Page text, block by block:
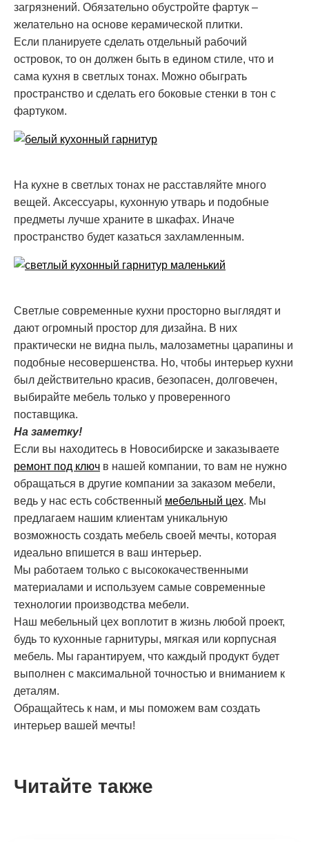
загрязнений. Обязательно обустройте фартук –
желательно на основе керамической плитки.
Если планируете сделать отдельный рабочий
островок, то он должен быть в едином стиле, что и
сама кухня в светлых тонах. Можно обыграть
пространство и сделать его боковые стенки в тон с
фартуком.
На кухне в светлых тонах не расставляйте много
вещей. Аксессуары, кухонную утварь и подобные
предметы лучше храните в шкафах. Иначе
пространство будет казаться захламленным.
Светлые современные кухни просторно выглядят и
дают огромный простор для дизайна. В них
практически не видна пыль, малозаметны царапины и
подобные несовершенства. Но, чтобы интерьер кухни
был действительно красив, безопасен, долговечен,
выбирайте мебель только у проверенного
поставщика.
На заметку!
Если вы находитесь в Новосибирске и заказываете
ремонт под ключ в нашей компании, то вам не нужно
обращаться в другие компании за заказом мебели,
ведь у нас есть собственный мебельный цех. Мы
предлагаем нашим клиентам уникальную
возможность создать мебель своей мечты, которая
идеально впишется в ваш интерьер.
Мы работаем только с высококачественными
материалами и используем самые современные
технологии производства мебели.
Наш мебельный цех воплотит в жизнь любой проект,
будь то кухонные гарнитуры, мягкая или корпусная
мебель. Мы гарантируем, что каждый продукт будет
выполнен с максимальной точностью и вниманием к
деталям.
Обращайтесь к нам, и мы поможем вам создать
интерьер вашей мечты!
Читайте также